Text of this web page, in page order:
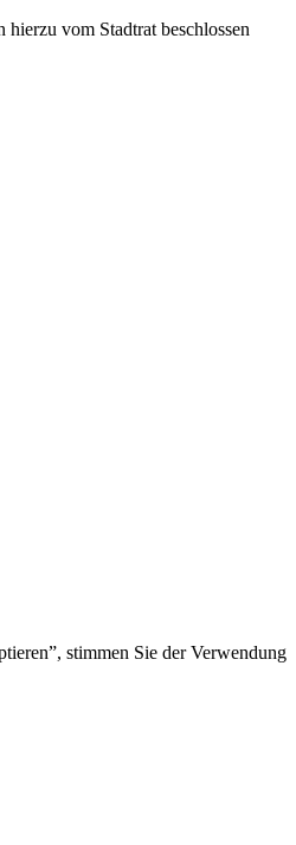
vom Stadtrat beschlossen
stimmen Sie der Verwendung